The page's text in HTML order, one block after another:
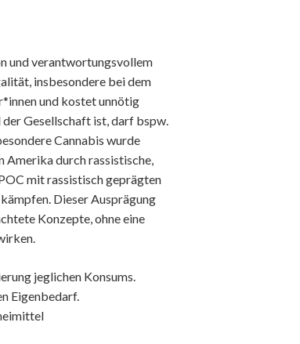
| Wahlen
| Arbeit
| Antidiskriminierung
und verantwortungsvollem
insbesondere bei dem
und kostet unnötig
Gesellschaft ist, darf bspw.
Cannabis wurde
Amerika durch rassistische,
mit rassistisch geprägten
Dieser Ausprägung
Konzepte, ohne eine
jeglichen Konsums.
Eigenbedarf.